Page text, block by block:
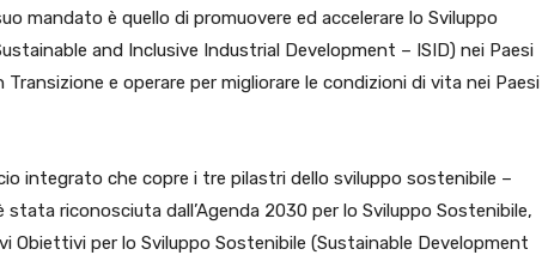
mandato è quello di promuovere ed accelerare lo Sviluppo
and Inclusive Industrial Development – ISID) nei Paesi
Transizione e operare per migliorare le condizioni di vita nei Paesi
integrato che copre i tre pilastri dello sviluppo sostenibile –
riconosciuta dall’Agenda 2030 per lo Sviluppo Sostenibile,
per lo Sviluppo Sostenibile (Sustainable Development